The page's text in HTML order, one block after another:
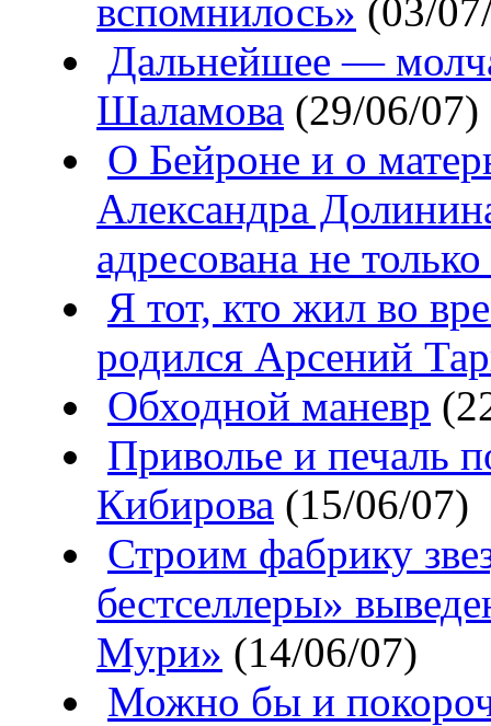
вспомнилось» (03/
Дальнейшее —
Шаламова (29/06/07)
О Бейроне и о
Александра
адресована не
Я тот, кто жил во
родился Арсений
Обходной маневр
Приволье и печаль
Кибирова (15/06/07)
Строим фабрику
бестселлеры»
Мури» (14/06/07)
Можно бы и